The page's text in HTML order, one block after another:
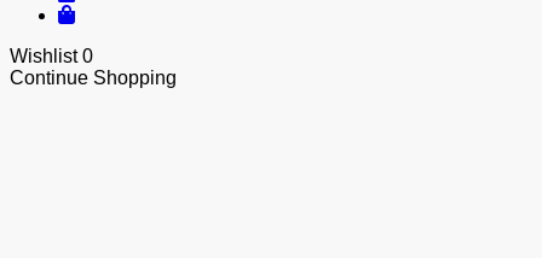
Wishlist0
Continue Shopping